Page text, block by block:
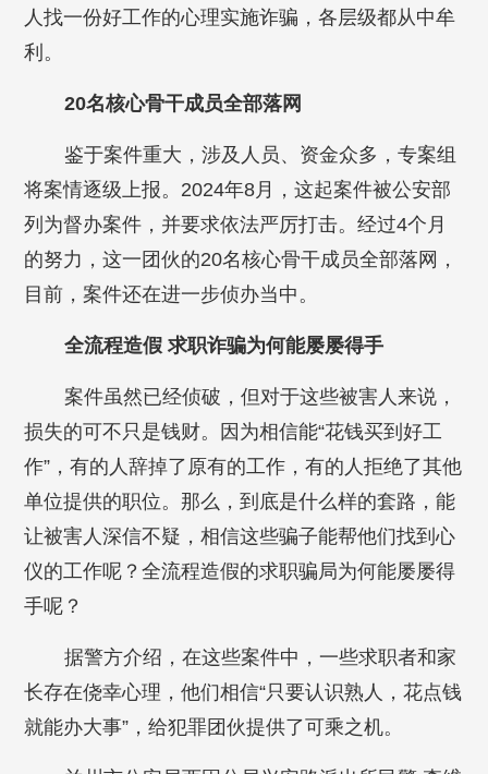
人找一份好工作的心理实施诈骗，各层级都从中牟
利。
20名核心骨干成员全部落网
鉴于案件重大，涉及人员、资金众多，专案组
将案情逐级上报。2024年8月，这起案件被公安部
列为督办案件，并要求依法严厉打击。经过4个月
的努力，这一团伙的20名核心骨干成员全部落网，
目前，案件还在进一步侦办当中。
全流程造假 求职诈骗为何能屡屡得手
案件虽然已经侦破，但对于这些被害人来说，
损失的可不只是钱财。因为相信能“花钱买到好工
作”，有的人辞掉了原有的工作，有的人拒绝了其他
单位提供的职位。那么，到底是什么样的套路，能
让被害人深信不疑，相信这些骗子能帮他们找到心
仪的工作呢？全流程造假的求职骗局为何能屡屡得
手呢？
据警方介绍，在这些案件中，一些求职者和家
长存在侥幸心理，他们相信“只要认识熟人，花点钱
就能办大事”，给犯罪团伙提供了可乘之机。